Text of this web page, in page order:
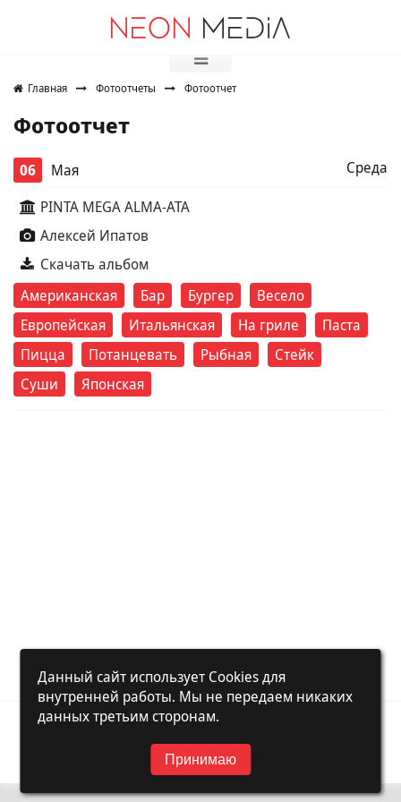
Главная Фотоотчеты Фотоотчет
Фотоотчет
06 Мая
Среда
PINTA MEGA ALMA-ATA
Алексей Ипатов
Скачать альбом
Американская
Бар Бургер
Весело
Европейская
Итальянская На гриле
Паста
Пицца
Потанцевать Рыбная
Стейк
Суши
Японская
© 2018-2026 NeonMedia.kz
Разработано в: Noxis Studio
Работает на NXEngine 1.3.2
Данный сайт использует Cookies для
внутренней работы. Мы не передаем никаких
данных третьим сторонам.
Принимаю